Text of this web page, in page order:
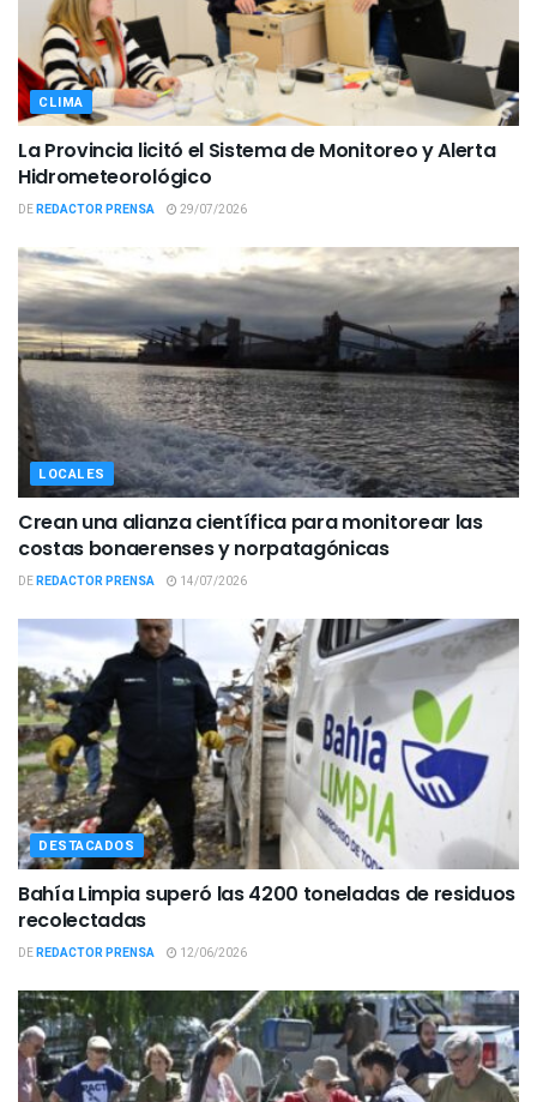
CLIMA
La Provincia licitó el Sistema de Monitoreo y Alerta
Hidrometeorológico
DEREDACTOR PRENSA 29/07/2026
LOCALES
Crean una alianza científica para monitorear las
costas bonaerenses y norpatagónicas
DEREDACTOR PRENSA 14/07/2026
DESTACADOS
Bahía Limpia superó las 4200 toneladas de residuos
recolectadas
DEREDACTOR PRENSA 12/06/2026